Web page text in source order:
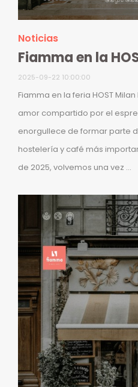
Noticias
Fiamma en la
2025-09-22 10:00:00
Fiamma en la feria HOST
amor compartido por el
enorgullece de formar parte
hostelería y café más
de 2025, volvemos una vez ...